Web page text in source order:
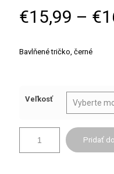
€15,99 – €
Bavlňené tričko, černé
Veľkosť
Pridať